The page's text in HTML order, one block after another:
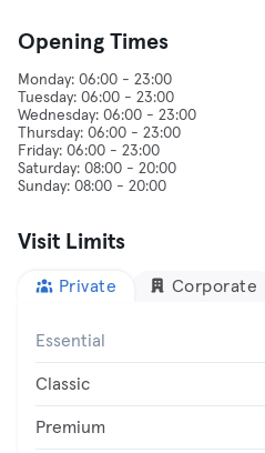
Opening Times
Monday: 06:00 - 23:00
Tuesday: 06:00 - 23:00
Wednesday: 06:00 - 23:00
Thursday: 06:00 - 23:00
Friday: 06:00 - 23:00
Saturday: 08:00 - 20:00
Visit Limits
Private Corporate
Essential
Classic
Premium